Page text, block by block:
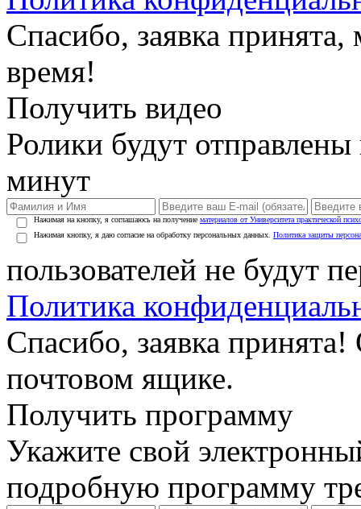
Спасибо, заявка
время!
Получить видео
Ролики будут
минут
Нажимая на кнопку, я соглашаюсь на получение материалов от Университета практической
Нажимая кнопку, я даю согласие на обработку персональных данных. Политика защиты
пользователей не будут
Политика
Спасибо, заявка
почтовом ящике.
Получить программу
Укажите свой
подробную программу